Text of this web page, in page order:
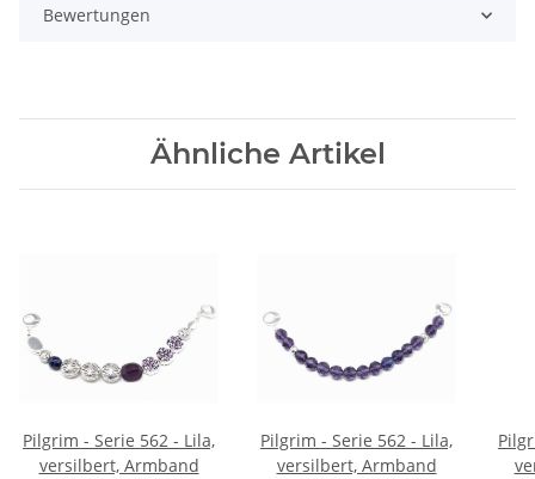
Bewertungen
Ähnliche Artikel
Pilgrim - Serie 562 - Lila,
versilbert, Armband
Pilgrim - Serie 562 - Lila,
versilbert, Armband